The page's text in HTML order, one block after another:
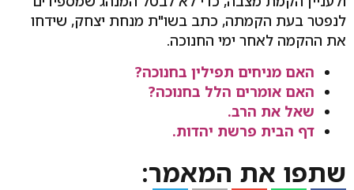
לנפטר בעת הקמתה, כתב בשו"ת מנחת יצחק, שידחו
את ההקמה לאחר ימי החנוכה.
האם מניחים תפילין בחנוכה?
האם אומרים הלל בחנוכה?
שאל את הרב.
דף הבית פרשת יהדות.
שתפו את המאמר: